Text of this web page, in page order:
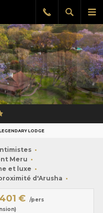
le
Afficher
la
Rappel
gratuit
LODGE
Meru
et luxe
d'Arusha
401 €
/pers